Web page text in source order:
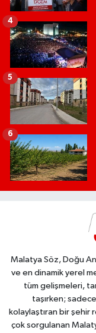
4
5
6
Malatya Söz, Doğu
ve en dinamik yerel
tüm gelişmeleri,
taşırken;
kolaylaştıran bir şehir
çok sorgulanan